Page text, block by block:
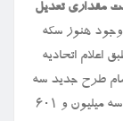
مقداری تعدیل
وجود هنوز سکه
طبق اعلام اتحادیه
(شنبه) سکه تمام طرح جدید سه
میلیون و ۹۲۱ هزار تومان و سکه تمام طرح قدیم سه میلیون و ۶۰۱